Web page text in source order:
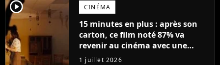
player2 CINÉMA
15 minutes en plus : après son
carton, ce film noté 87% va
revenir au cinéma avec une
version plus longue
1 juillet 2026